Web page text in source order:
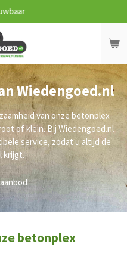
Wiedengoed.nl
van onze betonplex
of klein. Bij Wiedengoed.nl
service, zodat u altijd de
krijgt.
betonplex